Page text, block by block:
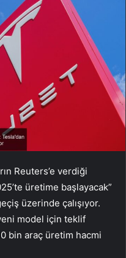
Reuters’e verdiği
üretime başlayacak”
üzerinde çalışıyor.
model için teklif
bin araç üretim hacmi